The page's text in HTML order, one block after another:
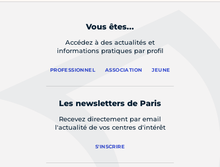
Vous êtes...
Accédez à des actualités et
informations pratiques par profil
PROFESSIONNEL ASSOCIATION JEUNE
Les newsletters de Paris
Recevez directement par email
l'actualité de vos centres d'intérêt
S'INSCRIRE